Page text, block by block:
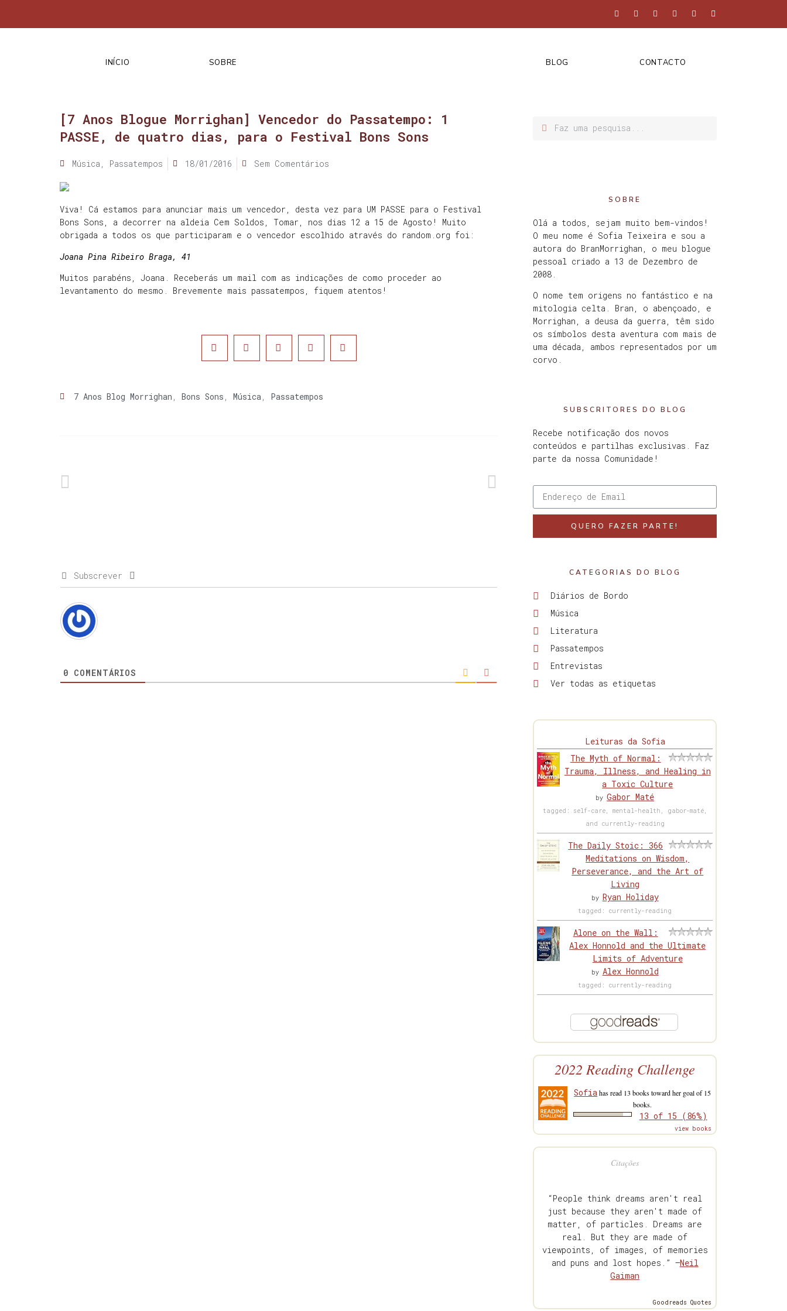
INÍCIO SOBRE BLOG CONTACTO
[7 Anos Blogue Morrighan] Vencedor do Passatempo: 1
PASSE, de quatro dias, para o Festival Bons Sons
Música , Passatempos 18/01/2016 Sem Comentários
Viva! Cá estamos para anunciar mais um vencedor, desta vez para UM PASSE para o Festival
Bons Sons, a decorrer na aldeia Cem Soldos, Tomar, nos dias 12 a 15 de Agosto! Muito
obrigada a todos os que participaram e o vencedor escolhido através do random.org foi:
Joana Pina Ribeiro Braga, 41
Muitos parabéns, Joana. Receberás um mail com as indicações de como proceder ao
levantamento do mesmo. Brevemente mais passatempos, fiquem atentos!
7 Anos Blog Morrighan , Bons Sons , Música, Passatempos
Subscrever
0 COMENTÁRIOS
SOBRE
Olá a todos, sejam muito bem-vindos!
O meu nome é Sofia Teixeira e sou a
autora do BranMorrighan, o meu blogue
pessoal criado a 13 de Dezembro de
2008.
O nome tem origens no fantástico e na
mitologia celta. Bran, o abençoado, e
Morrighan, a deusa da guerra, têm sido
os símbolos desta aventura com mais de
uma década, ambos representados por um
corvo.
SUBSCRITORES DO BLOG
Recebe notificação dos novos
conteúdos e partilhas exclusivas. Faz
parte da nossa Comunidade!
QUERO FAZER PARTE!
CATEGORIAS DO BLOG
Diários de Bordo
Música
Literatura
Passatempos
Entrevistas
Ver todas as etiquetas
Leituras da Sofia
The Myth of Normal:
Trauma, Illness, and Healing in
a Toxic Culture
byGabor Maté
tagged: self-care, mental-health, gabor-maté,
and currently-reading
The Daily Stoic: 366
Meditations on Wisdom,
Perseverance, and the Art of
Living
by Ryan Holiday
tagged: currently-reading
Alone on the Wall:
Alex Honnold and the Ultimate
Limits of Adventure
by Alex Honnold
tagged: currently-reading
2022 Reading Challenge
Sofiahas read 13 books toward her goal of 15
books.
13 of 15 (86%)
view books
Citações
“People think dreams aren't real
just because they aren't made of
matter, of particles. Dreams are
real. But they are made of
viewpoints, of images, of memories
and puns and lost hopes.” —Neil
Gaiman
Goodreads Quotes